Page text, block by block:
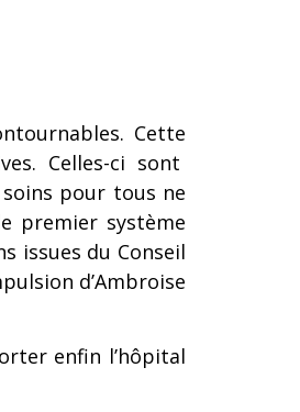
Cette
Celles-ci sont
pour tous ne
premier système
issues du Conseil
d’Ambroise
enfin l’hôpital